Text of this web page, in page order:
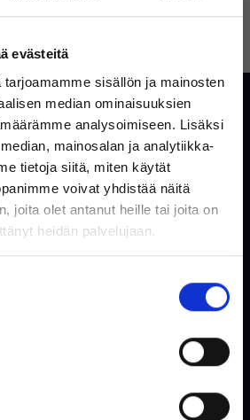
evästeitä
sisällön ja mainosten
median ominaisuuksien
analysoimiseen. Lisäksi
mainosalan ja analytiikka-
tietoja siitä, miten käytät
voivat yhdistää näitä
joita olet antanut heille tai joita on
heidän palvelujaan.
vastauksia
Inregon verkkokauppaan!